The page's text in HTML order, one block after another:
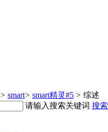
> smart> smart精灵#5 > 综述
请输入搜索关键词 搜索